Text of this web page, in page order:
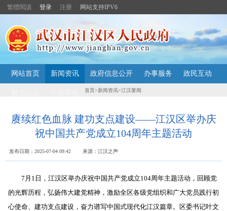
繁體閱讀 登录 注册 网站支持IPV6
网站首页 新闻资讯 政府信息公开 办事服务 政民互动
首页>新闻资讯>江汉要闻
赓续红色血脉 建功支点建设——江汉区举办庆
祝中国共产党成立104周年主题活动
发布日期：2025-07-04 09:42 来源：江汉之声
7月1日，江汉区举办庆祝中国共产党成立104周年主题活动，回顾党
的光辉历程，弘扬伟大建党精神，激励全区各级党组织和广大党员践行初
心使命、建功支点建设，奋力谱写中国式现代化江汉篇章。区委书记叶文